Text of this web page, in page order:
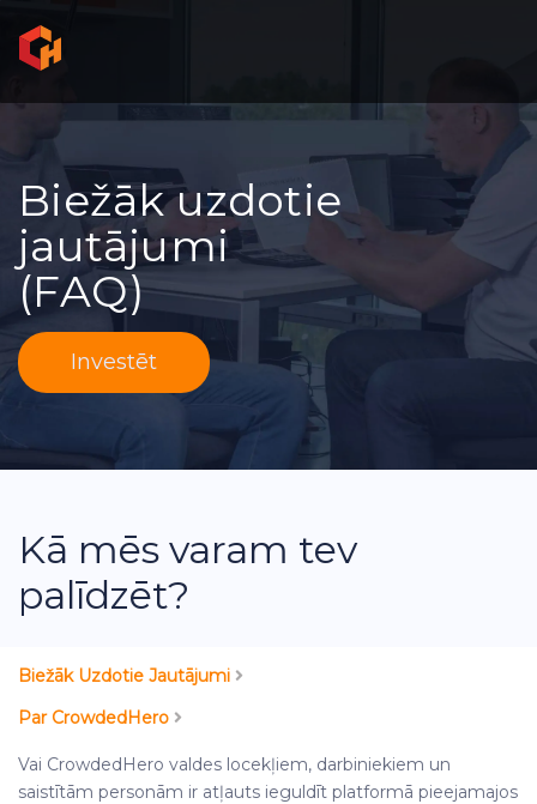
Biežāk uzdotie
jautājumi
(FAQ)
Investēt
Kā mēs varam tev
palīdzēt?
Biežāk Uzdotie Jautājumi
Par CrowdedHero
Vai CrowdedHero valdes locekļiem, darbiniekiem un
saistītām personām ir atļauts ieguldīt platformā pieejamajos